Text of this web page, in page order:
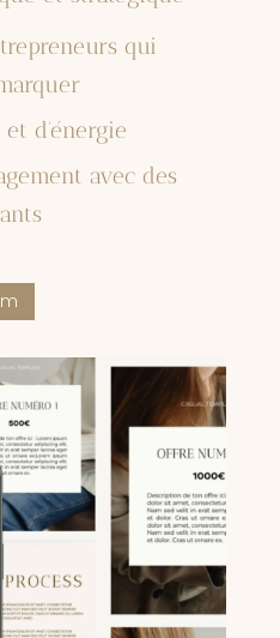
qui
et d'énergie
avec des